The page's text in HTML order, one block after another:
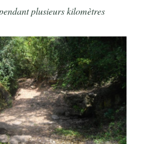
plusieurs kilomètres